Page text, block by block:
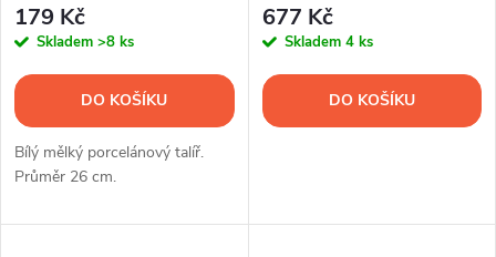
179 Kč
Skladem >8 ks
DO KOŠÍKU
Bílý mělký porcelánový talíř.
Průměr 26 cm.
677 Kč
Skladem 4 ks
DO KOŠÍKU